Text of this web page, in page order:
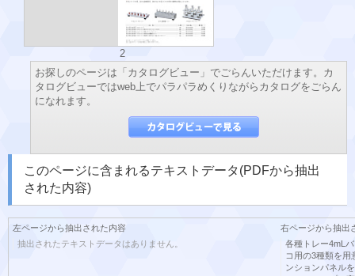
2
お探しのページは「カタログビュー」でごらんいただけます。カ
タログビューではweb上でパラパラめくりながらカタログをごらん
になれます。
このページに含まれるテキストデータ(PDFから抽出
された内容)
左ページから抽出された内容
抽出されたテキストデータはありません。
右ページから抽出
各種トレー4mL
コ用の3種類を
ンションパネル